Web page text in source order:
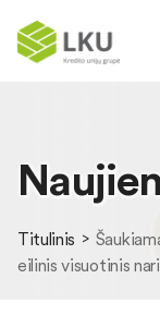
Titulinis
eilinis visuotinis